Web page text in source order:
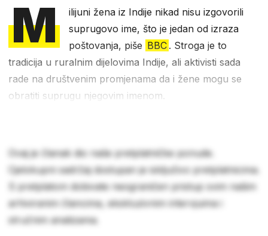
M
ilijuni žena iz Indije nikad nisu izgovorili
suprugovo ime, što je jedan od izraza
poštovanja, pišeBBC. Stroga je to
tradicija u ruralnim dijelovima Indije, ali aktivisti sada
rade na društvenim promjenama da i žene mogu se
obratiti suprugu njegovim imenom.
Ovaj je članak dio naše pretplatničke ponude.
Cjelokupni sadržaj dostupan je isključivo pretplatnicima.
S pretplatom dobivate neograničen pristup svim našim
arhiviranim člancima, ekskluzivnim intervjuima i
stručnim analizama.